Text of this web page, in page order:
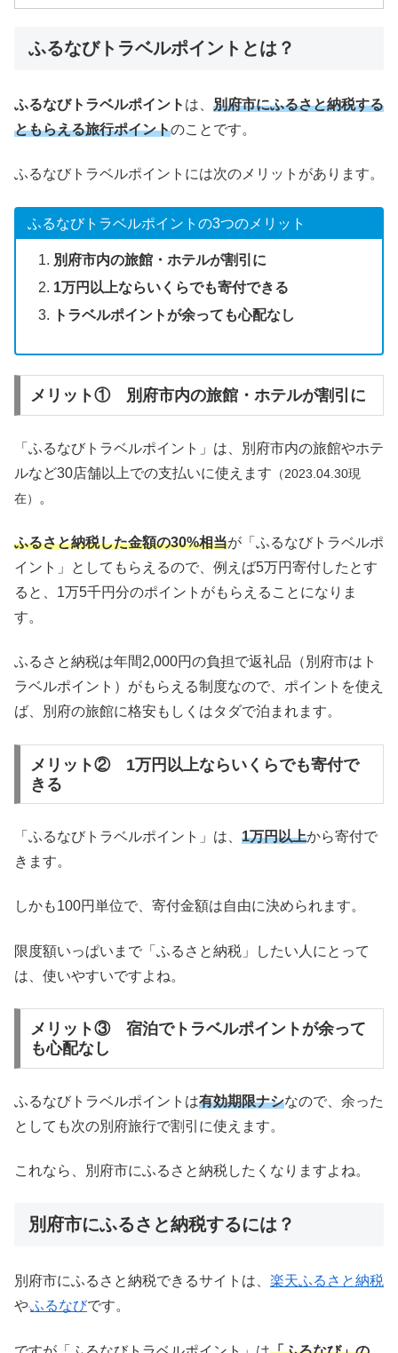
ふるなびトラベルポイントとは？
ふるなびトラベルポイント は、 別府市にふるさと納税する
ともらえる旅行ポイントのことです。
ふるなびトラベルポイントには次のメリットがあります。
ふるなびトラベルポイントの3つのメリット
別府市内の旅館・ホテルが割引に
1万円以上ならいくらでも寄付できる
トラベルポイントが余っても心配なし
メリット① 別府市内の旅館・ホテルが割引に
「ふるなびトラベルポイント」は、別府市内の旅館やホテ
ルなど30店舗以上での支払いに使えます （2023.04.30現
在）
。
ふるさと納税した金額の30%相当が「ふるなびトラベルポ
イント」としてもらえるので、例えば5万円寄付したとす
ると、1万5千円分のポイントがもらえることになりま
す。
ふるさと納税は年間2,000円の負担で返礼品（別府市はト
ラベルポイント）がもらえる制度なので、ポイントを使え
ば、別府の旅館に格安もしくはタダで泊まれます。
メリット② 1万円以上ならいくらでも寄付で
きる
「ふるなびトラベルポイント」は、 1万円以上から寄付で
きます。
しかも100円単位で、寄付金額は自由に決められます。
限度額いっぱいまで「ふるさと納税」したい人にとって
は、使いやすいですよね。
メリット③ 宿泊でトラベルポイントが余って
も心配なし
ふるなびトラベルポイントは有効期限ナシなので、余った
としても次の別府旅行で割引に使えます。
これなら、別府市にふるさと納税したくなりますよね。
別府市にふるさと納税するには？
別府市にふるさと納税できるサイトは、 楽天ふるさと納税
やふるなびです。